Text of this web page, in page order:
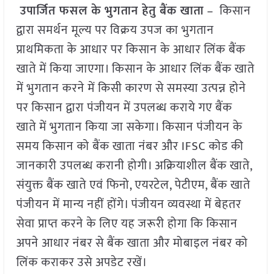
उपार्जित फसल के भुगतान हेतु बैंक खाता– किसान
द्वारा समर्थन मूल्य पर विक्रय उपज का भुगतान
प्राथमिकता के आधार पर किसान के आधार लिंक बैंक
खाते में किया जाएगा। किसान के आधार लिंक बैंक खाते
में भुगतान करने में किसी कारण से समस्या उत्पन्न होने
पर किसान द्वारा पंजीयन में उपलब्ध कराये गए बैंक
खाते में भुगतान किया जा सकेगा। किसान पंजीयन के
समय किसान को बैंक खाता नंबर और IFSC कोड की
जानकारी उपलब्ध करानी होगी। अक्रियाशील बैंक खाते,
संयुक्त बैंक खाते एवं फिनो, एयरटेल, पेटीएम, बैंक खाते
पंजीयन में मान्य नहीं होंगे। पंजीयन व्यवस्था में बेहतर
सेवा प्राप्त करने के लिए यह जरूरी होगा कि किसान
अपने आधार नंबर से बैंक खाता और मोबाइल नंबर को
लिंक कराकर उसे अपडेट रखें।